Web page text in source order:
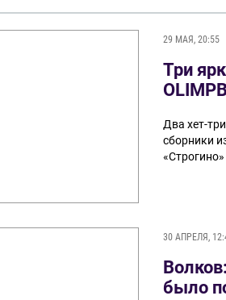
29 МАЯ, 20:55
Три
Два хет-
сборники
30 АПРЕЛЯ,
было